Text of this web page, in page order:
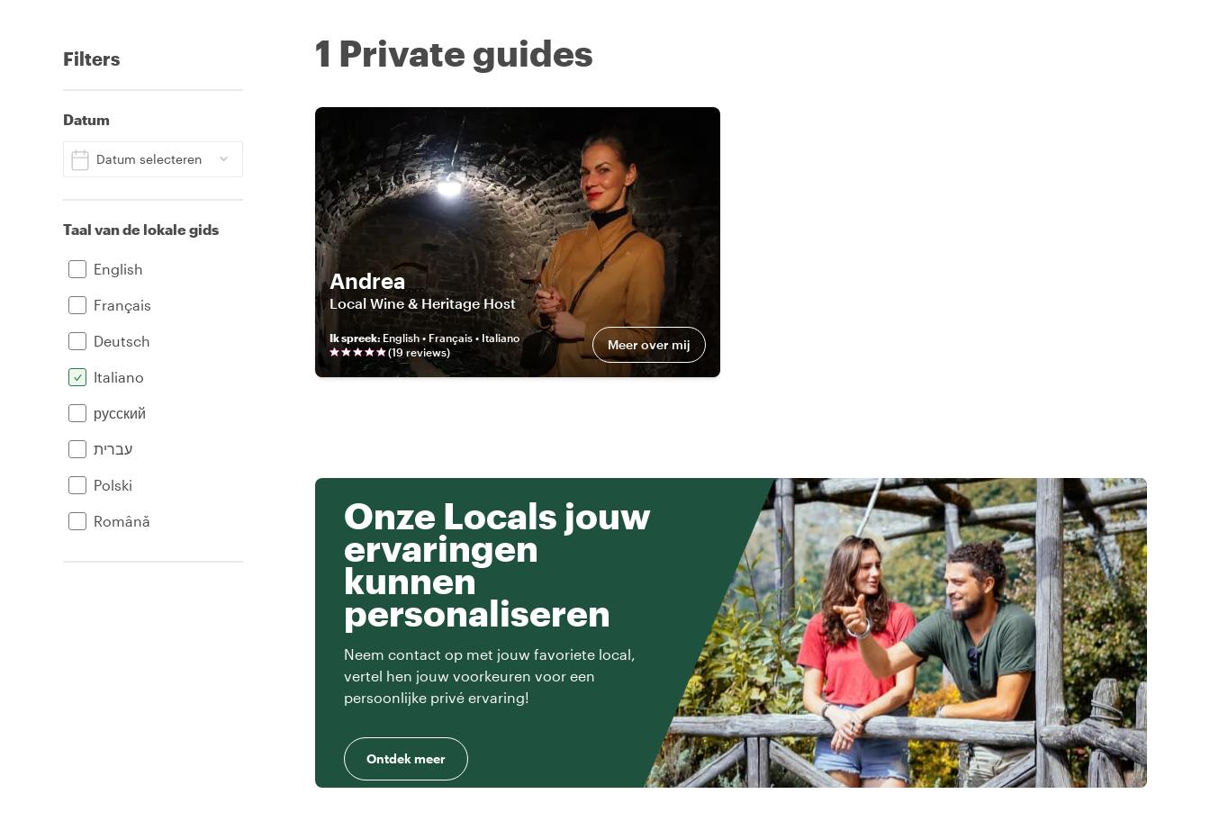
Filters
Datum
Datum selecteren
Taal van de lokale gids
English
Français
Deutsch
Italiano
русский
עברית
Polski
Română
1 Private guides
Andrea
Local Wine & Heritage Host
Ik spreek: English • Français • Italiano
(19 reviews) Meer over mij
Onze Locals jouw
ervaringen
kunnen
personaliseren
Neem contact op met jouw favoriete local,
vertel hen jouw voorkeuren voor een
persoonlijke privé ervaring!
Ontdek meer